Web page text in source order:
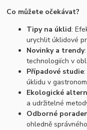
Co můžete očekávat?
Tipy na úklid:
urychlit úklidové
Novinky a trendy
technologiích v
Případové studie
úklidu v
Ekologické
a udržitelné
Odborné
ohledně